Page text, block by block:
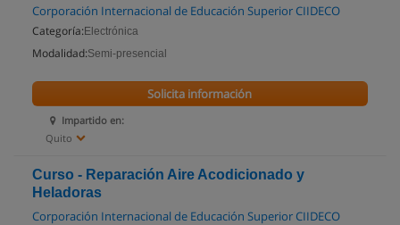
Corporación Internacional de Educación Superior CIIDECO
Categoría: Electrónica
Modalidad:Semi-presencial
Impartido en:
Quito
Solicita información
Curso - Reparación Aire Acodicionado y
Heladoras
Corporación Internacional de Educación Superior CIIDECO